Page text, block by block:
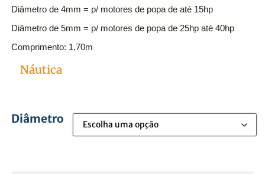
Diâmetro de 4mm = p/ motores de popa de até 15hp
Diâmetro de 5mm = p/ motores de popa de 25hp até 40hp
Comprimento: 1,70m
Náutica
Diâmetro